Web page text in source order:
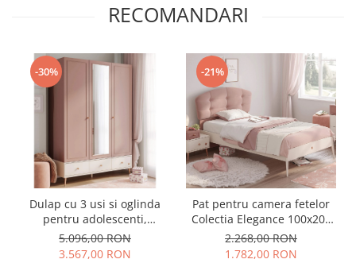
RECOMANDARI
-30%
Dulap cu 3 usi si oglinda
pentru adolescenti,
145x210x59 cm, colectia
Elegance
5.096,00 RON
3.567,00 RON
-21%
Pat pentru camera fetelor
Colectia Elegance 100x200
cm
2.268,00 RON
1.782,00 RON